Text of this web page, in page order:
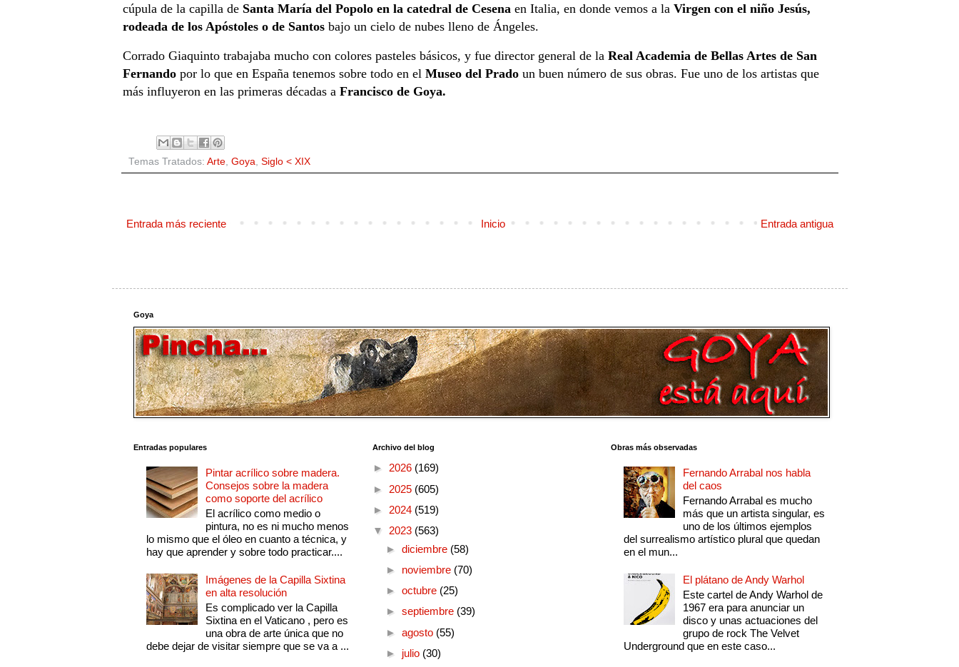
cúpula de la capilla de Santa María del Popolo en la catedral de Cesena en Italia, en donde vemos a la Virgen con el niño Jesús,
rodeada de los Apóstoles o de Santosbajo un cielo de nubes lleno de Ángeles.
Corrado Giaquinto trabajaba mucho con colores pasteles básicos, y fue director general de la Real Academia de Bellas Artes de San
Fernandopor lo que en España tenemos sobre todo en el Museo del Pradoun buen número de sus obras. Fue uno de los artistas que
más influyeron en las primeras décadas a Francisco de Goya.
Temas Tratados: Arte, Goya Siglo < XIX
Entrada más reciente Entrada antigua
Inicio
Goya
Entradas populares
Pintar acrílico sobre madera.
Consejos sobre la madera
como soporte del acrílico
El acrílico como medio o
pintura, no es ni mucho menos
lo mismo que el óleo en cuanto a técnica, y
hay que aprender y sobre todo practicar....
Imágenes de la Capilla Sixtina
en alta resolución
Es complicado ver la Capilla
Sixtina en el Vaticano , pero es
una obra de arte única que no
debe dejar de visitar siempre que se va a ...
Archivo del blog
► 2026 (169)
► 2025 (605)
► 2024 (519)
▼ 2023 (563)
► diciembre (58)
► noviembre (70)
► octubre (25)
► septiembre (39)
► agosto (55)
► julio (30)
Obras más observadas
Fernando Arrabal nos habla
del caos
Fernando Arrabal es mucho
más que un artista singular, es
uno de los últimos ejemplos
del surrealismo artístico plural que quedan
en el mun...
El plátano de Andy Warhol
Este cartel de Andy Warhol de
1967 era para anunciar un
disco y unas actuaciones del
grupo de rock The Velvet
Underground que en este caso...